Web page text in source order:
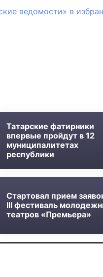
ведомости» в
Татарские фатирники
впервые пройдут в 12
муниципалитетах
республики
Стартовал прием
III фестиваль
театров «Премьера»